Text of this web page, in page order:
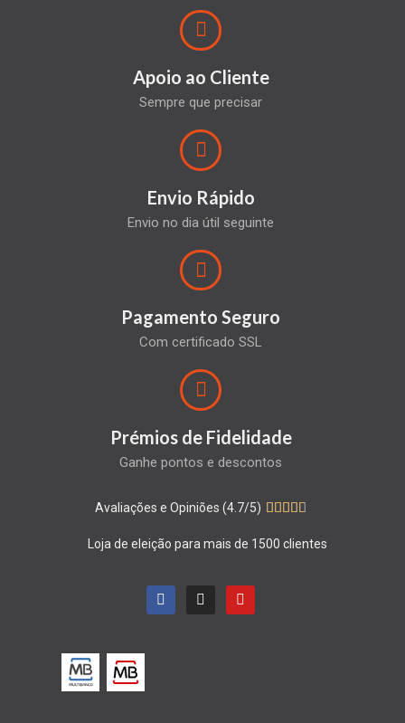
Apoio ao Cliente
Sempre que precisar
Envio Rápido
Envio no dia útil seguinte
Pagamento Seguro
Com certificado SSL
Prémios de Fidelidade
Ganhe pontos e descontos
Avaliações e Opiniões (4.7/5)     
Loja de eleição para mais de 1500 clientes